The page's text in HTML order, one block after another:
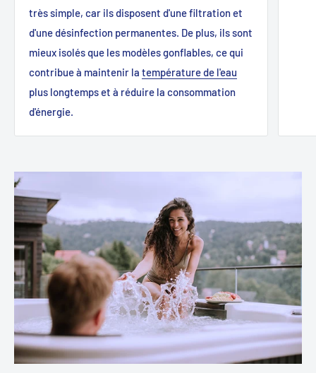
très simple, car ils disposent d'une filtration et
d'une désinfection permanentes. De plus, ils sont
mieux isolés que les modèles gonflables, ce qui
contribue à maintenir la température de l'eau
plus longtemps et à réduire la consommation
d'énergie.